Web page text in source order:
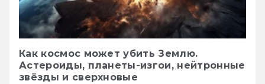
Как космос может убить Землю.
Астероиды, планеты-изгои, нейтронные
звёзды и сверхновые